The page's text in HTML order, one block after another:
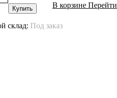
Купить В корзине Перейти
склад: Под заказ